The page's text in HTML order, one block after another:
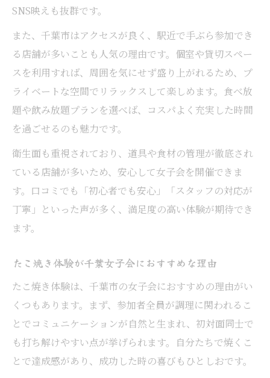
SNS映えも抜群です。
また、千葉市はアクセスが良く、駅近で手ぶら参加でき
る店舗が多いことも人気の理由です。個室や貸切スペー
スを利用すれば、周囲を気にせず盛り上がれるため、プ
ライベートな空間でリラックスして楽しめます。食べ放
題や飲み放題プランを選べば、コスパよく充実した時間
を過ごせるのも魅力です。
衛生面も重視されており、道具や食材の管理が徹底され
ている店舗が多いため、安心して女子会を開催できま
す。口コミでも「初心者でも安心」「スタッフの対応が
丁寧」といった声が多く、満足度の高い体験が期待でき
ます。
たこ焼き体験が千葉女子会におすすめな理由
たこ焼き体験は、千葉市の女子会におすすめの理由がい
くつもあります。まず、参加者全員が調理に関われるこ
とでコミュニケーションが自然と生まれ、初対面同士で
も打ち解けやすい点が挙げられます。自分たちで焼くこ
とで達成感があり、成功した時の喜びもひとしおです。